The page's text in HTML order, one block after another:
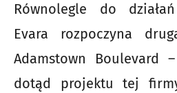
Równolegle do
Evara rozpoczyna
Adamstown Boulevard
dotąd projektu tej